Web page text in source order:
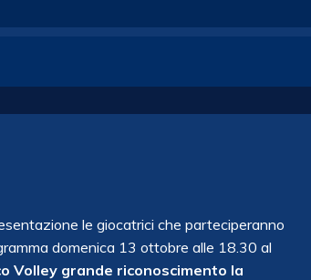
le giocatrici che parteciperanno
domenica 13 ottobre alle 18.30 al
Volley grande riconoscimento la